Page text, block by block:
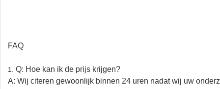
FAQ
1. Q: Hoe kan ik de prijs krijgen?
A: Wij citeren gewoonlijk binnen 24 uren nadat wij uw